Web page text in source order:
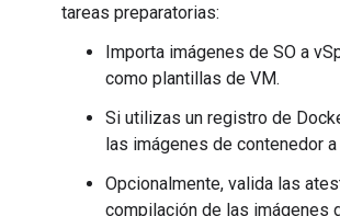
tareas preparatorias:
Importa imágenes de SO a
como plantillas de VM.
Si utilizas un registro de
las imágenes de contenedor
Opcionalmente, valida las
compilación de las imágenes